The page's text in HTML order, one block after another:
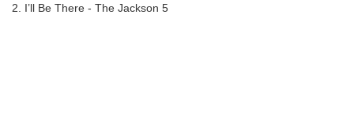
2. I’ll Be There - The Jackson 5